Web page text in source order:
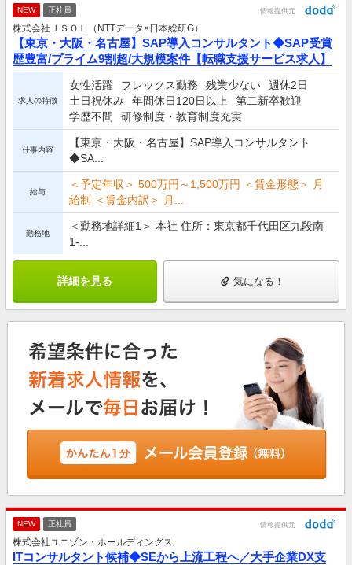
NEW 正社員 情報提供元
株式会社ＪＳＯＬ（NTTデータ×日本総研G）
【東京・大阪・名古屋】SAP導入コンサルタント◆SAP受賞
歴豊富/プライム9割超/大規模案件【転職支援サービス求人】
求人の特徴
女性活躍 フレックス勤務 残業少ない
週休2日
土日祝休み
年間休日120日以上
第二新卒歓迎
学歴不問
研修制度・教育制度充実
仕事内容
【東京・大阪・名古屋】SAP導入コンサルタント
◆SA...
給与
＜予定年収＞ 500万円～1,500万円 ＜賃金形態＞ 月
給制 ＜賃金内訳＞ 月...
勤務地
＜勤務地詳細1＞ 本社 住所：東京都千代田区九段南
1-...
詳細を見る 気になる！
NEW 正社員 情報提供元
株式会社ユニゾン・ホールディングス
ITコンサルタント候補◆SEから上流工程へ／大手企業DX支